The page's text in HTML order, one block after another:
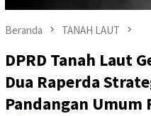
Beranda TANAH LAUT
DPRD Tanah Laut
Dua Raperda
Pandangan Umum